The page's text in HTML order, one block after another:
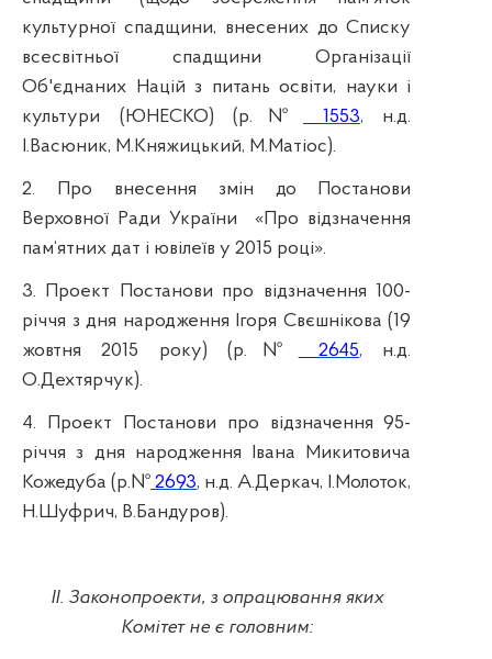
культурної спадщини, внесених до Списку
всесвітньої спадщини Організації
Об'єднаних Націй з питань освіти, науки і
культури (ЮНЕСКО) (р.№
1553, н.д.
І.Васюник, М.Княжицький, М.Матіос).
2. Про внесення змін до Постанови
Верховної Ради України
«Про відзначення
пам‘ятних дат і ювілеїв у 2015 році».
3. Проект Постанови про відзначення 100-
річчя з дня народження Ігоря Свєшнікова (19
жовтня 2015 року) (р.№
2645, н.д.
О.Дехтярчук).
4. Проект Постанови про відзначення 95-
річчя з дня народження Івана Микитовича
Кожедуба (р.№ 2693, н.д. А.Деркач, І.Молоток,
Н.Шуфрич, В.Бандуров).
ІІ. Законопроекти, з опрацювання яких
Комітет не є головним: